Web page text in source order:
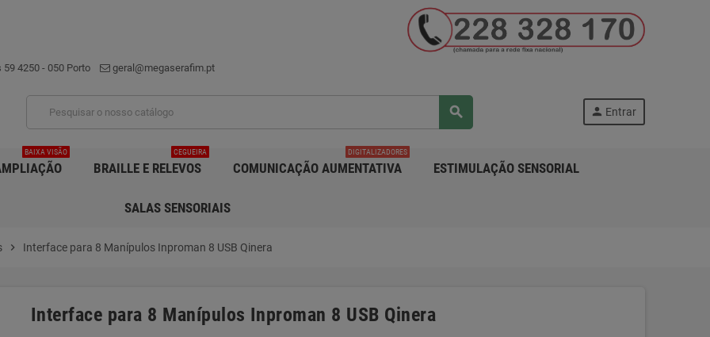
59 4250 - 050 Porto geral@megaserafim.pt
search person Entrar
BAIXA VISÃO
BRAILLE E RELEVOS
CEGUEIRA
COMUNICAÇÃO AUMENTATIVA
DIGITALIZADORES
ESTIMULAÇÃO SENSORIAL
SALAS SENSORIAIS
chevron_right Interface para 8 Manípulos Inproman 8 USB Qinera
Interface para 8 Manípulos Inproman 8 USB Qinera